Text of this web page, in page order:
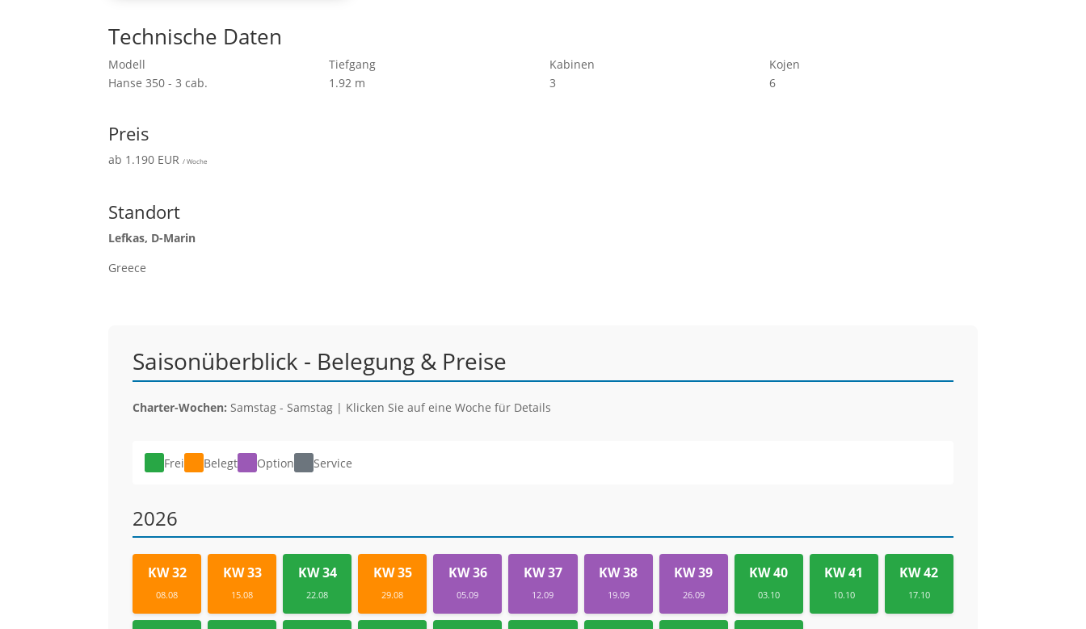
Technische Daten
Modell
Hanse 350 - 3 cab.
Tiefgang
1.92 m
Kabinen
3
Kojen
6
Preis
ab 1.190 EUR/ Woche
Standort
Lefkas, D-Marin
Greece
Saisonüberblick - Belegung & Preise
Charter-Wochen: Samstag - Samstag | Klicken Sie auf eine Woche für Details
Frei Belegt Option Service
2026
KW 32
08.08
KW 33
15.08
KW 34
22.08
KW 35
29.08
KW 36
05.09
KW 37
12.09
KW 38
19.09
KW 39
26.09
KW 40
03.10
KW 41
10.10
KW 42
17.10